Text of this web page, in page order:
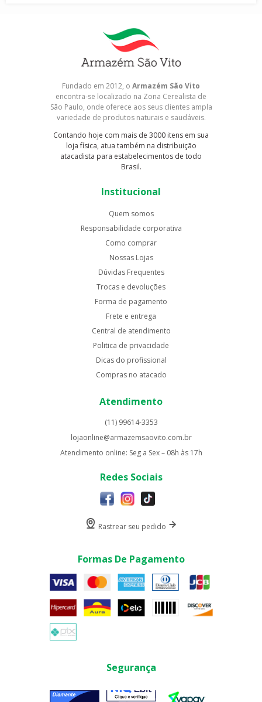
Fundado em 2012, o Armazém São Vito
encontra-se localizado na Zona Cerealista de
São Paulo, onde oferece aos seus clientes ampla
variedade de produtos naturais e saudáveis.
Contando hoje com mais de 3000 itens em sua
loja física, atua também na distribuição
atacadista para estabelecimentos de todo
Brasil.
Institucional
Quem somos
Responsabilidade corporativa
Como comprar
Nossas Lojas
Dúvidas Frequentes
Trocas e devoluções
Forma de pagamento
Frete e entrega
Central de atendimento
Politica de privacidade
Dicas do profissional
Compras no atacado
Atendimento
(11) 99614-3353
lojaonline@armazemsaovito.com.br
Atendimento online: Seg a Sex – 08h às 17h
Redes Sociais
Rastrear seu pedido
Formas De Pagamento
Segurança